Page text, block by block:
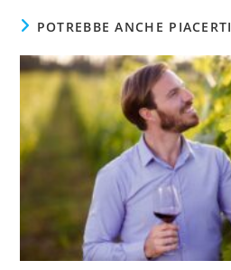
POTREBBE ANCHE PIACERTI